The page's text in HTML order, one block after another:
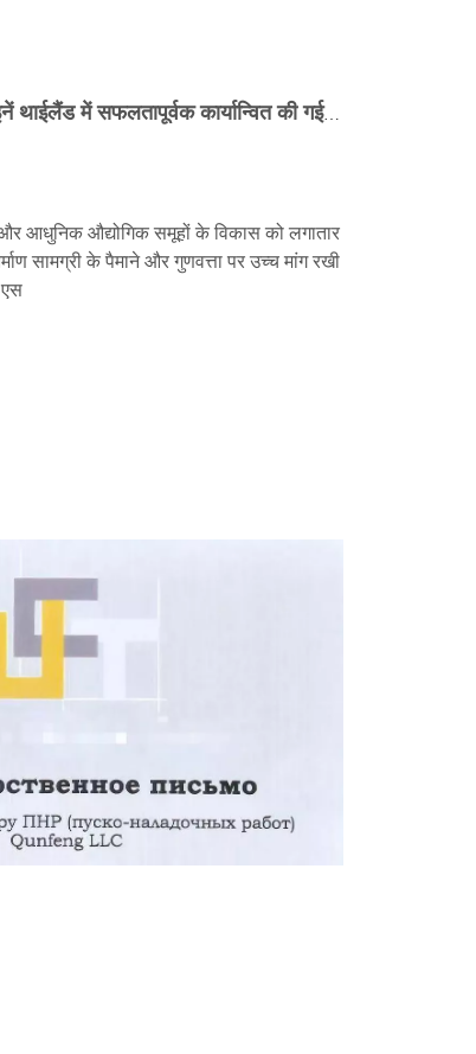
क्यूनफेंग मशीनरी की स्वचालित उत्पादन लाइनें थाईलैंड में सफलतापूर्वक कार्यान्वित की गई हैं, जो अपने बुद्धिमान विनिर्माण समाधान और स्थानीयकृत तकनीक के साथ विदेशी बाजारों में लोकप्रियता हासिल कर रही है।
और आधुनिक औद्योगिक समूहों के विकास को लगातार
सामग्री के पैमाने और गुणवत्ता पर उच्च मांग रखी
एस